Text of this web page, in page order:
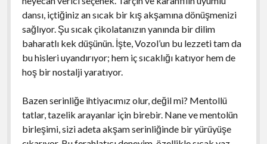
dansı, içtiğiniz an sıcak bir kış akşamına dönüşmenizi
sağlıyor. Şu sıcak çikolatanızın yanında bir dilim
baharatlı kek düşünün. İşte, Vozol’un bu lezzeti tam da
bu hisleri uyandırıyor; hem iç sıcaklığı katıyor hem de
hoş bir nostalji yaratıyor.
Bazen serinliğe ihtiyacımız olur, değil mi? Mentollü
tatlar, tazelik arayanlar için birebir. Nane ve mentolün
birleşimi, sizi adeta akşam serinliğinde bir yürüyüşe